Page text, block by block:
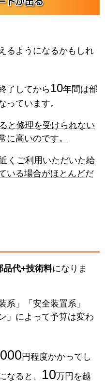
るようになるかもしれ
了してから10年間は部
っています。
と修理を受けられない
に高いのです。
くご利用いただいた給
いる場合がほとんどだ
品代+技術料になりま
系」「安全装置系」
」によって予算は変わ
円程度かかってし
なると、 10万円を越